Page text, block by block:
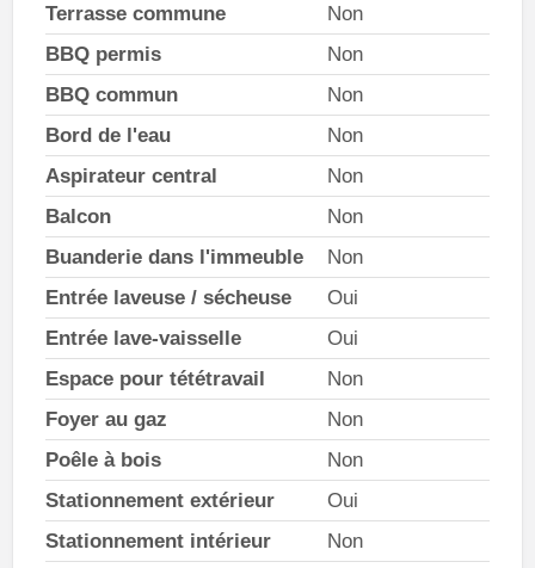
Terrasse commune
Non
BBQ permis
Non
BBQ commun
Non
Bord de l'eau
Non
Aspirateur central
Non
Balcon
Non
Buanderie dans l'immeuble
Non
Entrée laveuse / sécheuse
Oui
Entrée lave-vaisselle
Oui
Espace pour tététravail
Non
Foyer au gaz
Non
Poêle à bois
Non
Stationnement extérieur
Oui
Stationnement intérieur
Non